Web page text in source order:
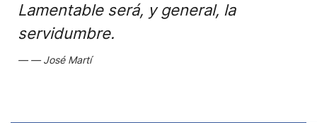
Lamentable será, y general, la
servidumbre.
José Martí